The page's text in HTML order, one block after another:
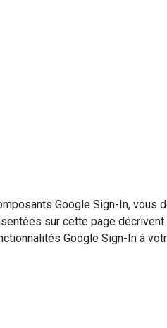
Google Sign-In, vous
sur cette page décrivent
Google Sign-In à